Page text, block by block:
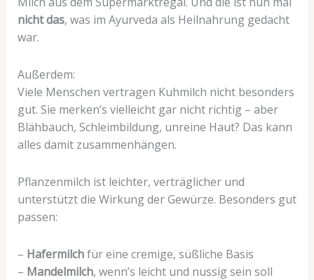
nicht das, was im Ayurveda als Heilnahrung gedacht
war.
Außerdem:
Viele Menschen vertragen Kuhmilch nicht besonders
gut. Sie merken’s vielleicht gar nicht richtig – aber
Blähbauch, Schleimbildung, unreine Haut? Das kann
alles damit zusammenhängen.
Pflanzenmilch ist leichter, verträglicher und
unterstützt die Wirkung der Gewürze. Besonders gut
passen:
– Hafermilchfür eine cremige, süßliche Basis
– Mandelmilch, wenn’s leicht und nussig sein soll